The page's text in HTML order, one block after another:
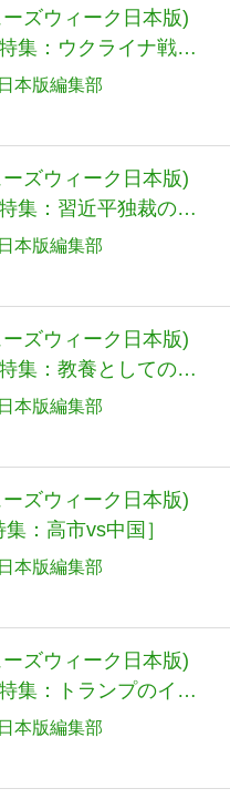
ズウィーク日本版)
集：ウクライナ戦争
ア］
本版編集部
ズウィーク日本版)
集：習近平独裁の未
本版編集部
ズウィーク日本版)
集：教養としてのミ
本版編集部
ズウィーク日本版)
：高市vs中国］
本版編集部
ズウィーク日本版)
集：トランプのイラ
本版編集部